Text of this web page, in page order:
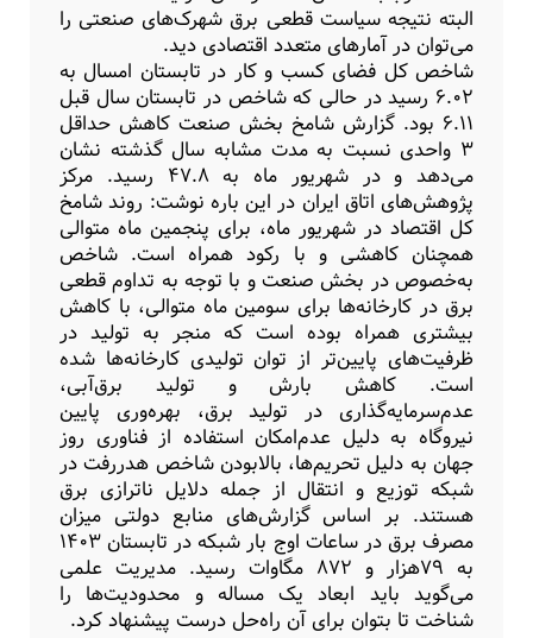
البته نتیجه سیاست قطعی برق شهرک‌های صنعتی را
می‌توان در آمارهای متعدد اقتصادی دید.
شاخص کل فضای کسب و کار در تابستان امسال به
۶.۰۲ رسید در حالی که شاخص در تابستان سال قبل
۶.۱۱ بود. گزارش شامخ بخش صنعت کاهش حداقل
۳ واحدی نسبت به مدت مشابه سال گذشته نشان
می‌دهد و در شهریور ماه به ۴۷.۸ رسید. مرکز
پژوهش‌های اتاق ایران در این باره نوشت: روند شامخ
کل اقتصاد در شهریور ماه، برای پنجمین ماه متوالی
همچنان کاهشی و با رکود همراه است. شاخص
به‌خصوص در بخش صنعت و با توجه به تداوم قطعی
برق در کارخانه‌ها برای سومین ماه متوالی، با کاهش
بیشتری همراه بوده است که منجر به تولید در
ظرفیت‌های پایین‌تر از توان تولیدی کارخانه‌ها شده
است. کاهش بارش و تولید برق‌آبی،
عدم‌سرمایه‌گذاری در تولید برق، بهره‌وری پایین
نیروگاه به دلیل عدم‌امکان استفاده از فناوری روز
جهان به دلیل تحریم‌ها، بالابودن شاخص هدر‌رفت در
شبکه توزیع و انتقال از جمله دلایل ناترازی برق
هستند. بر اساس گزارش‌های منابع دولتی میزان
مصرف برق در ساعات اوج بار شبکه در تابستان ۱۴۰۳
به ۷۹‌هزار و ۸۷۲ مگاوات رسید. مدیریت علمی
می‌گوید باید ابعاد یک مساله و محدودیت‌ها را
شناخت تا بتوان برای آن راه‌حل درست پیشنهاد کرد.